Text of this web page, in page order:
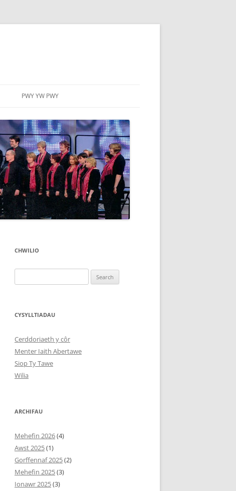
PWY YW PWY
CHWILIO
for:
CYSYLLTIADAU
Cerddoriaeth y côr
Menter Iaith Abertawe
Siop Ty Tawe
Wilia
ARCHIFAU
Mehefin 2026(4)
Awst 2025(1)
Gorffennaf 2025(2)
Mehefin 2025(3)
Ionawr 2025(3)